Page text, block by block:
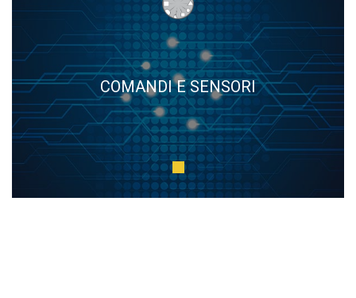
COMANDI E SENSORI